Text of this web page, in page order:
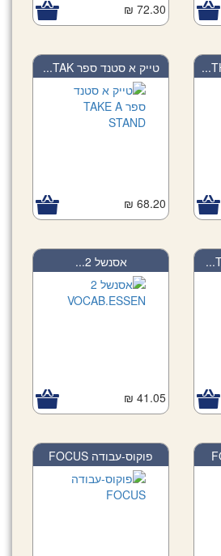
72.30 ₪
טייק א סטנד ספר TAK...
68.20 ₪
אסנשל 2...
41.05 ₪
פוקוס-עבודה FOCUS